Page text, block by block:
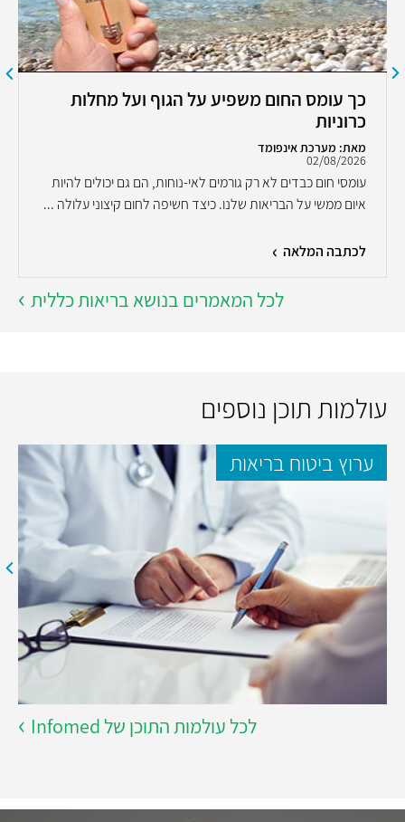
כך עומס החום משפיע על הגוף ועל מחלות
כרוניות
מאת: מערכת אינפומד
02/08/2026
עומסי חום כבדים לא רק גורמים לאי-נוחות, הם גם יכולים להיות
איום ממשי על הבריאות שלנו. כיצד חשיפה לחום קיצוני עלולה ...
לכתבה המלאה
לכל המאמרים בנושא בריאות כללית
עולמות תוכן נוספים
ערוץ ביטוח בריאות
לכל עולמות התוכן של Infomed